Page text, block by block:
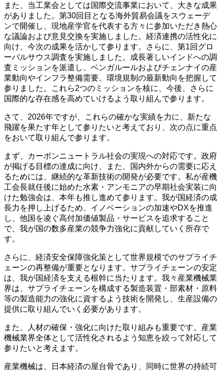
また、当工業会としては国際交流事業において、大きな成果
がありました。第30回目となる海外貿易会議をスウェーデ
ンで開催し、現地産学官を代表する方々に参加いただき熱心
な議論および意見交換を実施しました。経済連携の活性化に
向け、今次の成果を活かして参ります。さらに、第1回グロ
ーバルサウス調査を実施しました。成長著しいインドへの調
査ミッションを派遣し、ベンガルールおよびチェンナイの産
業動向やインフラ整備需要、環境規制の最新動向を把握して
参りました。これら2つのミッションを核に、今後、さらに
国際的な存在感を高めていけるよう取り組んで参ります。
さて、2026年ですが、これらの確かな実績を力に、新たな
飛躍を果たす年として参りたいと考えており、次の点に重点
をおいて取り組んで参ります。
まず、カーボンニュートラル社会の実現への対応です。政府
が掲げる目標の達成に向け、また、国内外からの需要に応え
るためには、継続的な革新技術の開発が必要です。私が産機
工会長就任後に始めた水素・アンモニアの早期社会実装に向
けた勉強会は、本年も推し進めて参ります。我が国経済の成
長力を押し上げるため、イノベーションの加速やDXを推進
し、他国を凌ぐ高付加価値製品・サービスを追求すること
で、我が国の数多産業の競争力強化に貢献していく所存で
す。
さらに、経済安全保障強化策として世界規模でのサプライチ
ェーンの再整備が重要となります。サプライチェーンの安定
は、我が国経済を支える根幹に当たります。我々産業機械業
界は、サプライチェーンを構成する製造装置・部素材・原料
等の製造能力の強化に資するよう技術を開発し、生産設備の
提供に取り組んでいく必要があります。
また、人材の確保・強化に向けた取り組みも重要です。産業
機械業界全体として活性化されるよう知恵を絞って対応して
参りたいと考えます。
産業機械は、日本経済の屋台骨であり、同時に世界の持続可